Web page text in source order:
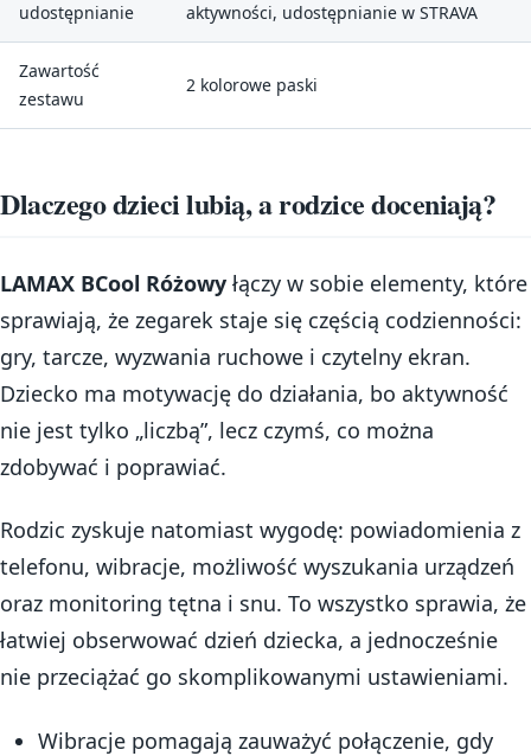
udostępnianie
aktywności, udostępnianie w STRAVA
Zawartość
zestawu
2 kolorowe paski
Dlaczego dzieci lubią, a rodzice doceniają?
LAMAX BCool Różowy łączy w sobie elementy, które
sprawiają, że zegarek staje się częścią codzienności:
gry, tarcze, wyzwania ruchowe i czytelny ekran.
Dziecko ma motywację do działania, bo aktywność
nie jest tylko „liczbą”, lecz czymś, co można
zdobywać i poprawiać.
Rodzic zyskuje natomiast wygodę: powiadomienia z
telefonu, wibracje, możliwość wyszukania urządzeń
oraz monitoring tętna i snu. To wszystko sprawia, że
łatwiej obserwować dzień dziecka, a jednocześnie
nie przeciążać go skomplikowanymi ustawieniami.
Wibracje pomagają zauważyć połączenie, gdy